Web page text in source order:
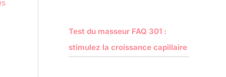
Test du masseur FAQ 301 :
stimulez la croissance capillaire